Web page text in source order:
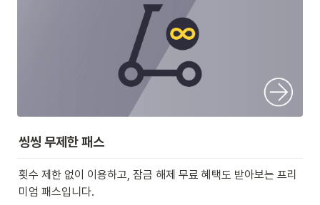
씽씽 무제한 패스
횟수 제한 없이 이용하고, 잠금 해제 무료 혜택도 받아보는 프리
미엄 패스입니다.